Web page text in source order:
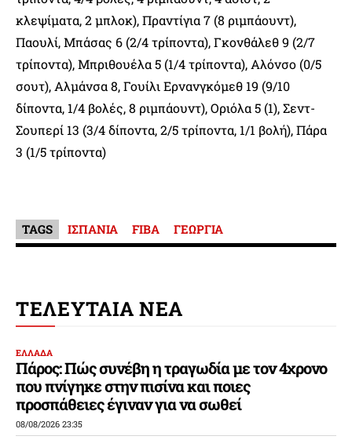
κλεψίματα, 2 μπλοκ), Πραντίγια 7 (8 ριμπάουντ),
Παουλί, Μπάσας 6 (2/4 τρίποντα), Γκονθάλεθ 9 (2/7
τρίποντα), Μπριθουέλα 5 (1/4 τρίποντα), Αλόνσο (0/5
σουτ), Αλμάνσα 8, Γουίλι Ερνανγκόμεθ 19 (9/10
δίποντα, 1/4 βολές, 8 ριμπάουντ), Οριόλα 5 (1), Σεντ-
Σουπερί 13 (3/4 δίποντα, 2/5 τρίποντα, 1/1 βολή), Πάρα
3 (1/5 τρίποντα)
TAGS ΙΣΠΑΝΙΑ FIBA ΓΕΩΡΓΙΑ
ΤΕΛΕΥΤΑΙΑ ΝΕΑ
ΕΛΛΑΔΑ
Πάρος: Πώς συνέβη η τραγωδία με τον 4χρονο
που πνίγηκε στην πισίνα και ποιες
προσπάθειες έγιναν για να σωθεί
08/08/2026 23:35